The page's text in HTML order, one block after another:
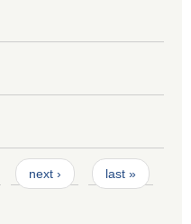
next › last »